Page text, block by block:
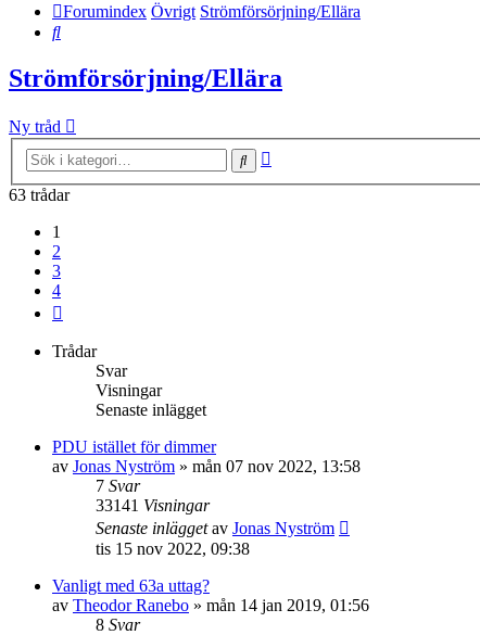
Forumindex Övrigt Strömförsörjning/Ellära
Sök
Strömförsörjning/Ellära
Ny tråd
Sök
63 trådar
1
2
3
4
Trådar
Svar
Visningar
Senaste inlägget
PDU istället för dimmer
av Jonas Nyström » mån 07 nov 2022, 13:58
7 Svar
33141 Visningar
Senaste inläggetav Jonas Nyström
tis 15 nov 2022, 09:38
Vanligt med 63a uttag?
av Theodor Ranebo » mån 14 jan 2019, 01:56
8 Svar